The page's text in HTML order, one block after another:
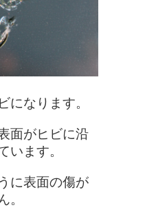
になります。
面がヒビに沿
います。
に表面の傷が
。